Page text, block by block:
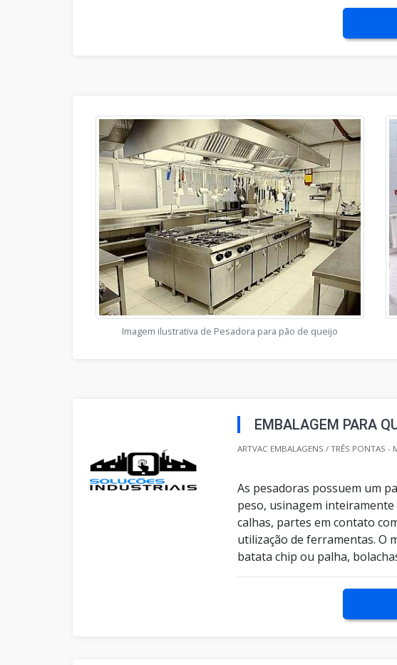
Imagem ilustrativa de Pesadora para pão de queijo
EMBALAGEM PARA
ARTVAC EMBALAGENS / TRÊS PONTAS -
As pesadoras possuem um
peso, usinagem
calhas, partes em contato
utilização de ferramentas. O
batata chip ou palha,